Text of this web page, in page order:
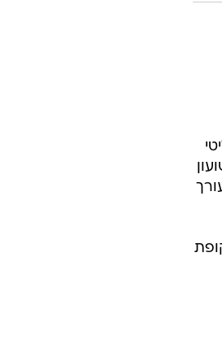
גם עבד בעבר כרכז כתבים בחדשות 10, כעורך